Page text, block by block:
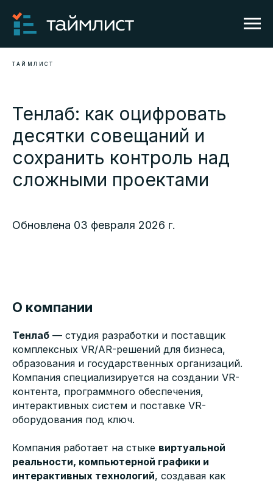
ТАЙМЛИСТ
Тенлаб: как оцифровать
десятки совещаний и
сохранить контроль над
сложными проектами
Обновлена 03 февраля 2026 г.
О компании
Тенлаб — студия разработки и поставщик
комплексных VR/AR-решений для бизнеса,
образования и государственных организаций.
Компания специализируется на создании VR-
контента, программного обеспечения,
интерактивных систем и поставке VR-
оборудования под ключ.
Компания работает на стыке виртуальной
реальности, компьютерной графики и
интерактивных технологий, создавая как